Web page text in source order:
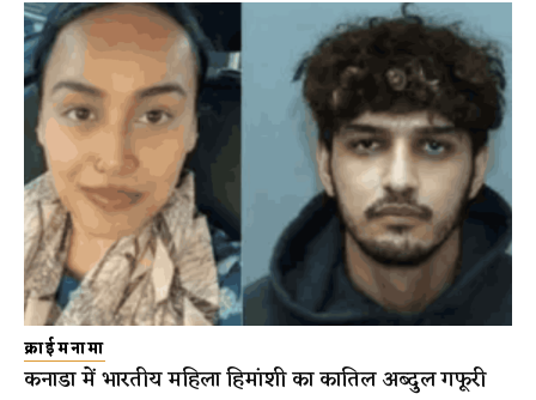
क्राईमनामा
कनाडा में भारतीय महिला हिमांशी का कातिल अब्दुल गफूरी